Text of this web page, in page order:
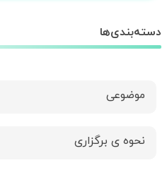
دسته‌بندی‌ها
موضوعی
نحوه ی برگزاری